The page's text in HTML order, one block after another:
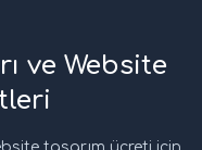
ve Website